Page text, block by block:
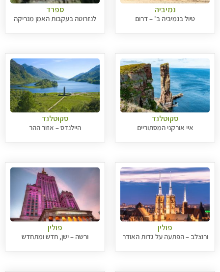
נמיביה
טיול בנמיביה ב' – דרום
ספרד
לנזרוטה בעקבות האמן מנריקה
סקוטלנד
איי אורקני המסתוריים
סקוטלנד
היילנדס – אזור ההר
פולין
ורוצלב – הפתעה על גדות האודר
פולין
ורשה – ישן, חדש ומתחדש